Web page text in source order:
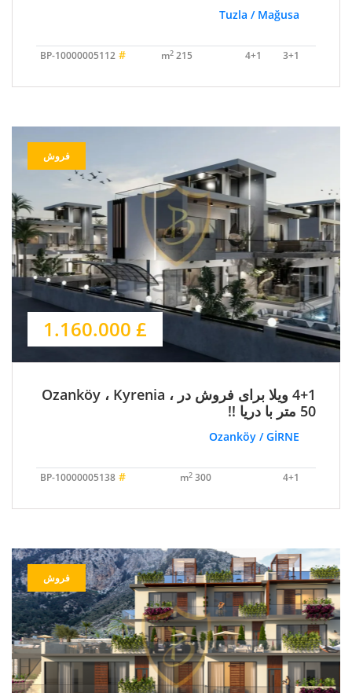
3+1
4+1
215 m
2
#
BP-10000005112
فروش
£ 1.160.000
4+1 ویلا برای فروش در Ozanköy ، Kyrenia ،
50 متر با دریا !!
4+1
300 m
2
#
BP-10000005138
فروش